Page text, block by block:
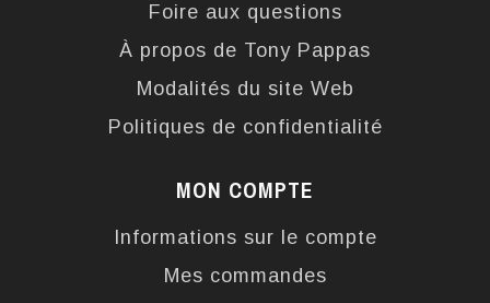
Foire aux questions
À propos de Tony Pappas
Modalités du site Web
Politiques de confidentialité
MON COMPTE
Informations sur le compte
Mes commandes